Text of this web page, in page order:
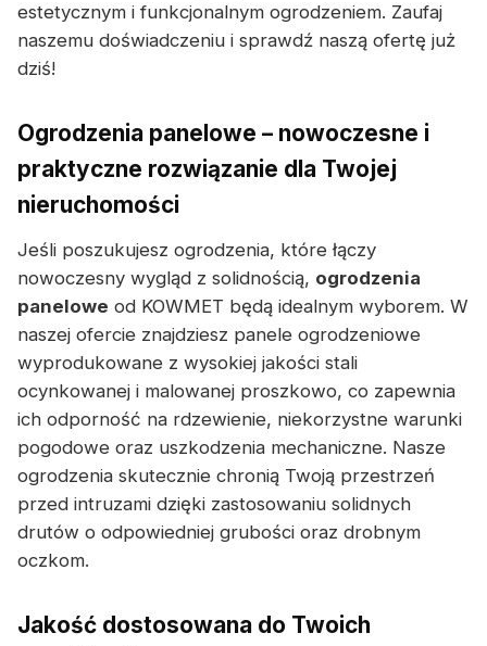
estetycznym i funkcjonalnym ogrodzeniem. Zaufaj
naszemu doświadczeniu i sprawdź naszą ofertę już
dziś!
Ogrodzenia panelowe – nowoczesne i
praktyczne rozwiązanie dla Twojej
nieruchomości
Jeśli poszukujesz ogrodzenia, które łączy
nowoczesny wygląd z solidnością, ogrodzenia
panelowe od KOWMET będą idealnym wyborem. W
naszej ofercie znajdziesz panele ogrodzeniowe
wyprodukowane z wysokiej jakości stali
ocynkowanej i malowanej proszkowo, co zapewnia
ich odporność na rdzewienie, niekorzystne warunki
pogodowe oraz uszkodzenia mechaniczne. Nasze
ogrodzenia skutecznie chronią Twoją przestrzeń
przed intruzami dzięki zastosowaniu solidnych
drutów o odpowiedniej grubości oraz drobnym
oczkom.
Jakość dostosowana do Twoich